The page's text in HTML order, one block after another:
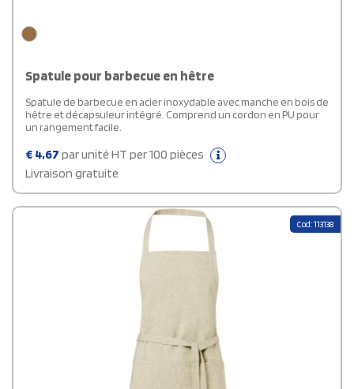
Spatule pour barbecue en hêtre
Spatule de barbecue en acier inoxydable avec manche en bois de
hêtre et décapsuleur intégré. Comprend un cordon en PU pour
un rangement facile.
€ 4,67 par unité HT per 100 pièces
Livraison gratuite
Cod: 113138